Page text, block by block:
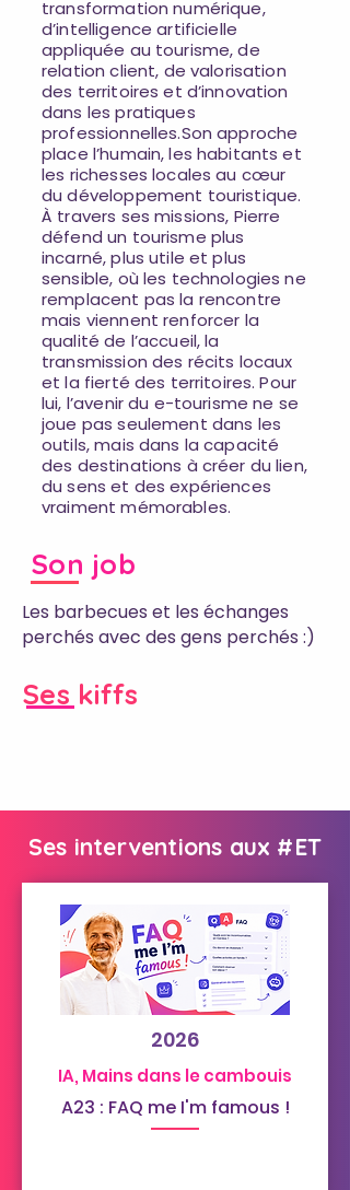
transformation numérique,
d’intelligence artificielle
appliquée au tourisme, de
relation client, de valorisation
des territoires et d’innovation
dans les pratiques
professionnelles.Son approche
place l’humain, les habitants et
les richesses locales au cœur
du développement touristique.
À travers ses missions, Pierre
défend un tourisme plus
incarné, plus utile et plus
sensible, où les technologies ne
remplacent pas la rencontre
mais viennent renforcer la
qualité de l’accueil, la
transmission des récits locaux
et la fierté des territoires. Pour
lui, l’avenir du e-tourisme ne se
joue pas seulement dans les
outils, mais dans la capacité
des destinations à créer du lien,
du sens et des expériences
vraiment mémorables.
Son job
Les barbecues et les échanges
perchés avec des gens perchés :)
Ses kiffs
Ses interventions aux #ET
2026
IA, Mains dans le cambouis
A23 : FAQ me I'm famous !